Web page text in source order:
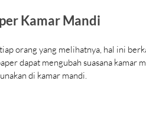
Kamar Mandi
orang yang melihatnya, hal ini
dapat mengubah suasana kamar
di kamar mandi.